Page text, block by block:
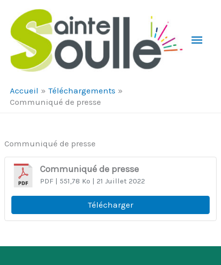
Accueil
Téléchargements
Communiqué de presse
Communiqué de presse
Communiqué de presse
PDF| 551,78 Ko | 21 Juillet 2022
Télécharger